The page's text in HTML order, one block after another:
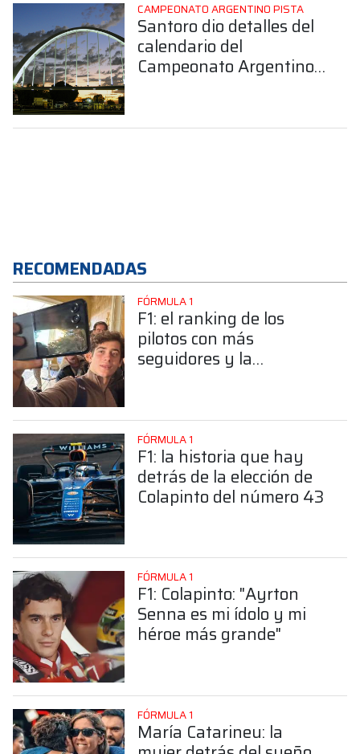
CAMPEONATO ARGENTINO PISTA
Santoro dio detalles del
calendario del
Campeonato Argentino
RECOMENDADAS
FÓRMULA 1
F1: el ranking de los
pilotos con más
seguidores y la
FÓRMULA 1
F1: la historia que hay
detrás de la elección de
Colapinto del número 43
FÓRMULA 1
F1: Colapinto: "Ayrton
Senna es mi ídolo y mi
héroe más grande"
FÓRMULA 1
María Catarineu: la